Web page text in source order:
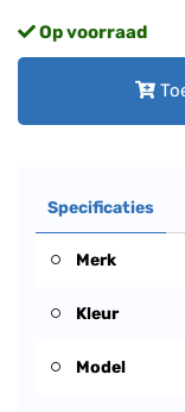
Op voorraad
Specificaties
Merk
Kleur
Model